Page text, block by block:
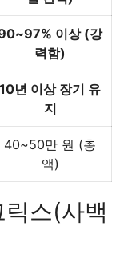
이상 (강
력함)
10년 이상 장기 유
지
40~50만 원 (총
액)
스(사백